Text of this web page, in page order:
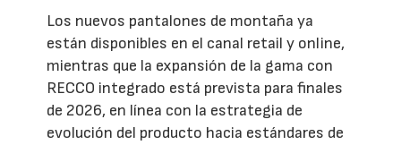
Los nuevos pantalones de montaña ya
están disponibles en el canal retail y online,
mientras que la expansión de la gama con
RECCO integrado está prevista para finales
de 2026, en línea con la estrategia de
evolución del producto hacia estándares de